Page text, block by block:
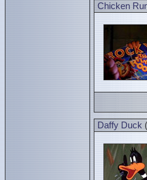
Chicken
Daffy Duck